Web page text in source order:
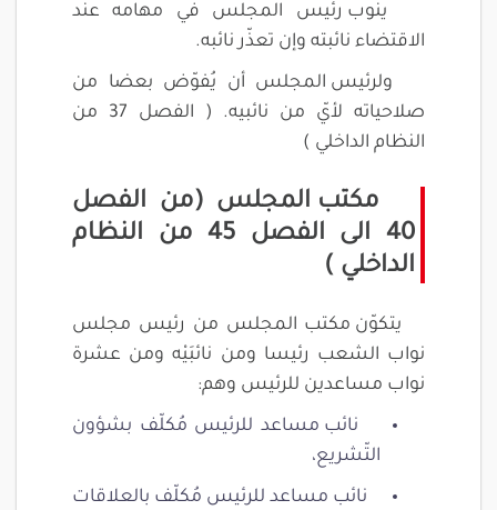
ينوب رئيس المجلس في مهامه عند
الاقتضاء نائبته وإن تعذّر نائبه.
ولرئيس المجلس أن يُفوّض بعضا من
صلاحياته لأيّ من نائبيه. ( الفصل 37 من
النظام الداخلي )
مكتب المجلس (من الفصل
40 الى الفصل 45 من النظام
الداخلي )
يتكوّن مكتب المجلس من رئيس مجلس
نواب الشعب رئيسا ومن نائبَيْه ومن عشرة
نواب مساعدين للرئيس وهم:
نائب مساعد للرئيس مُكلّف بشؤون
التّشريع،
نائب مساعد للرئيس مُكلّف بالعلاقات